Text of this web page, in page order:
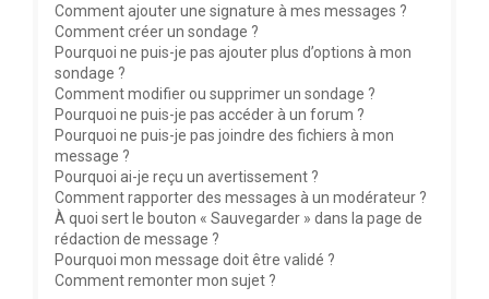
Comment ajouter une signature à mes messages ?
Comment créer un sondage ?
Pourquoi ne puis-je pas ajouter plus d’options à mon
sondage ?
Comment modifier ou supprimer un sondage ?
Pourquoi ne puis-je pas accéder à un forum ?
Pourquoi ne puis-je pas joindre des fichiers à mon
message ?
Pourquoi ai-je reçu un avertissement ?
Comment rapporter des messages à un modérateur ?
À quoi sert le bouton « Sauvegarder » dans la page de
rédaction de message ?
Pourquoi mon message doit être validé ?
Comment remonter mon sujet ?